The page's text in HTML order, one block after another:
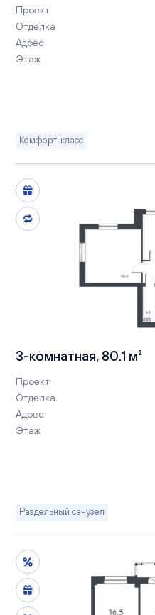
Проект
Отделка
Адрес
Этаж
Комфорт-класс
3-комнатная, 80.1 м²
Проект
Отделка
Адрес
Этаж
Раздельный санузел